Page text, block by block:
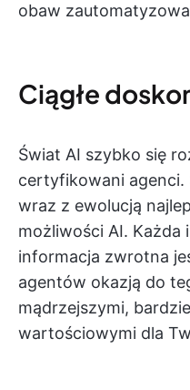
obaw
Ciągłe
Świat AI szybko się
certyfikowani agenci.
wraz z ewolucją
możliwości AI. Każda
informacja zwrotna
agentów okazją do
mądrzejszymi,
wartościowymi dla